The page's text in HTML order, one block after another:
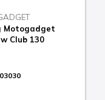
Motogadget
Club 130